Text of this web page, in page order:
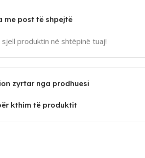
me post të shpejtë
produktin në shtëpinë tuaj!
zyrtar nga prodhuesi
kthim të produktit